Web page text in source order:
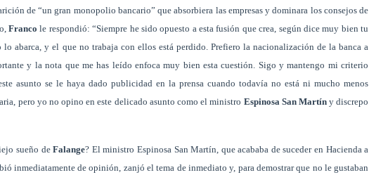
de “un gran monopolio bancario” que absorbiera las empresas y dominara los consejos de
Franco le respondió: “Siempre he sido opuesto a esta fusión que crea, según dice muy bien tu
lo abarca, y el que no trabaja con ellos está perdido. Prefiero la nacionalización de la banca a
y la nota que me has leído enfoca muy bien esta cuestión. Sigo y mantengo mi criterio
asunto se le haya dado publicidad en la prensa cuando todavía no está ni mucho menos
pero yo no opino en este delicado asunto como el ministro Espinosa San Martíny discrepo
sueño deFalange? El ministro Espinosa San Martín, que acababa de suceder en Hacienda a
inmediatamente de opinión, zanjó el tema de inmediato y, para demostrar que no le gustaban